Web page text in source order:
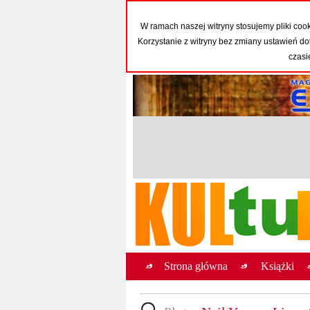
W ramach naszej witryny stosujemy pliki
Korzystanie z witryny bez zmiany ustawień
Strona główna Książki